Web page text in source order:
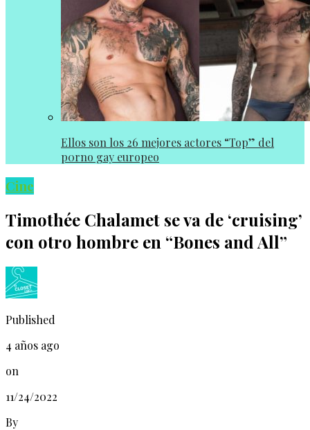
Ellos son los 26 mejores actores “Top” del
p0rno gay europeo
Cine
Timothée Chalamet se va de ‘cruising’
con otro hombre en “Bones and All”
Published
4 años ago
on
11/24/2022
By